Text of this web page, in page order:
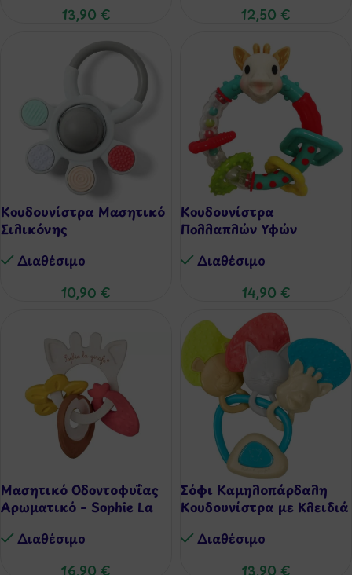
13,90 €
12,50 €
Κουδουνίστρα Μασητικό
Σιλικόνης
Διαθέσιμo
10,90 €
Κουδουνίστρα
Πολλαπλών Υφών
Διαθέσιμo
14,90 €
Μασητικό Οδοντοφυΐας
Αρωματικό – Sophie La
Διαθέσιμo
16,90 €
Σόφι Καμηλοπάρδαλη
Κουδουνίστρα με Κλειδιά
Διαθέσιμo
13,90 €